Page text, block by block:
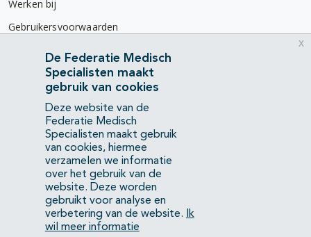
Werken bij
Gebruikersvoorwaarden
Privacyverklaring
Contact
Mercatorlaan 1200
3528 BL Utrecht
(088) 505 34 34
info@richtlijnendatabase.nl
YouTubeLinkedIn
De Federatie Medisch
Specialisten maakt
gebruik van cookies
Deze website van de
Federatie Medisch
Specialisten maakt gebruik
van cookies, hiermee
verzamelen we informatie
over het gebruik van de
website. Deze worden
gebruikt voor analyse en
verbetering van de website.
Ik
wil meer informatie
x